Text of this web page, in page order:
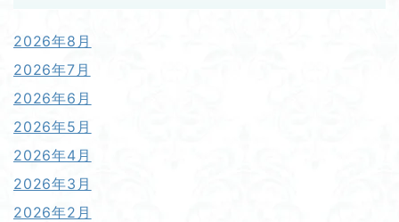
2026年8月
2026年7月
2026年6月
2026年5月
2026年4月
2026年3月
2026年2月